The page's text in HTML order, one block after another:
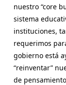
nuestro “core
sistema
instituciones,
requerimos
gobierno está
“reinventar”
de